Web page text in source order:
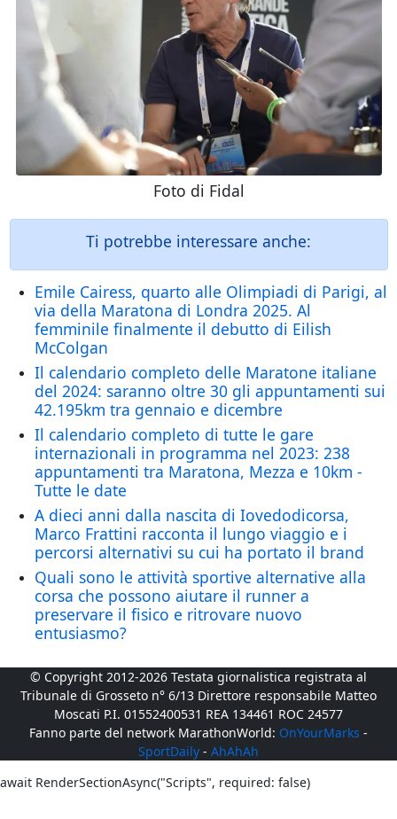
Foto di Fidal
Ti potrebbe interessare anche:
Emile Cairess, quarto alle Olimpiadi di Parigi, al
via della Maratona di Londra 2025. Al
femminile finalmente il debutto di Eilish
McColgan
Il calendario completo delle Maratone italiane
del 2024: saranno oltre 30 gli appuntamenti sui
42.195km tra gennaio e dicembre
Il calendario completo di tutte le gare
internazionali in programma nel 2023: 238
appuntamenti tra Maratona, Mezza e 10km -
Tutte le date
A dieci anni dalla nascita di Iovedodicorsa,
Marco Frattini racconta il lungo viaggio e i
percorsi alternativi su cui ha portato il brand
Quali sono le attività sportive alternative alla
corsa che possono aiutare il runner a
preservare il fisico e ritrovare nuovo
entusiasmo?
© Copyright 2012-2026 Testata giornalistica registrata al
Tribunale di Grosseto n° 6/13 Direttore responsabile Matteo
Moscati P.I. 01552400531 REA 134461 ROC 24577
Fanno parte del network MarathonWorld: OnYourMarks -
SportDaily - AhAhAh
await RenderSectionAsync("Scripts", required: false)